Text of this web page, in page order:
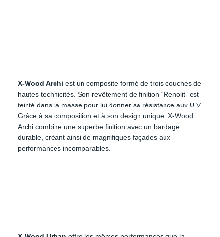
X-Wood Archi est un composite formé de trois couches de
hautes technicités. Son revêtement de finition “Renolit” est
teinté dans la masse pour lui donner sa résistance aux U.V.
Grâce à sa composition et à son design unique, X-Wood
Archi combine une superbe finition avec un bardage
durable, créant ainsi de magnifiques façades aux
performances incomparables.